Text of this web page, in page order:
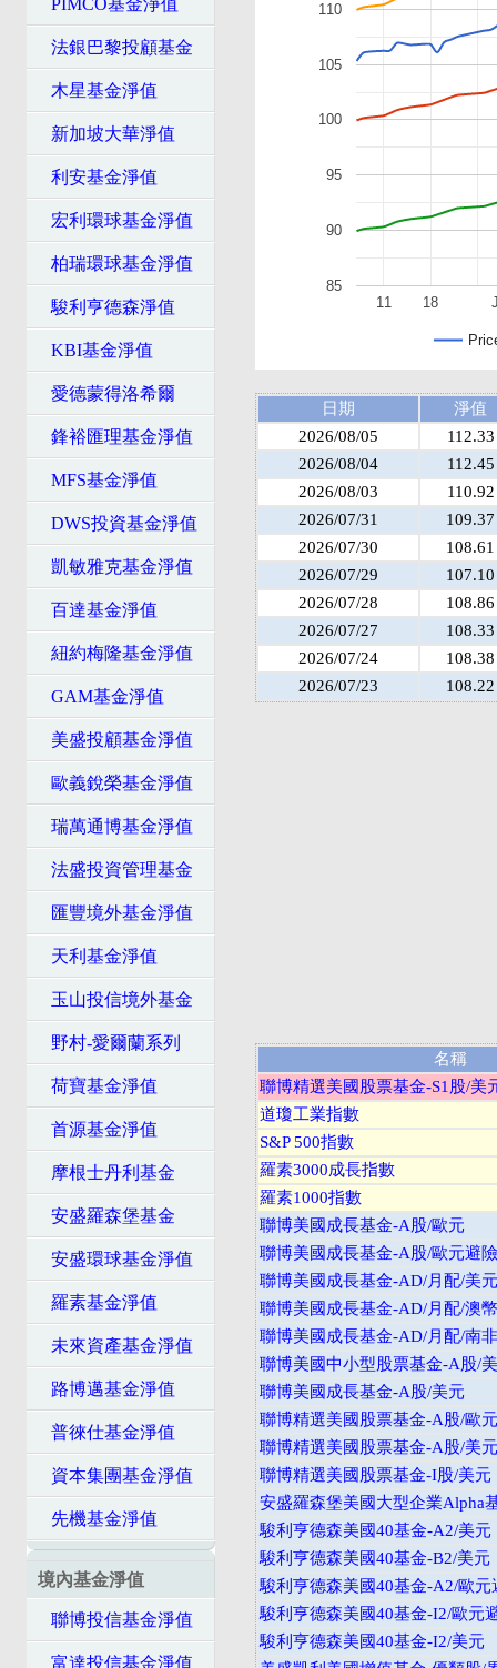
PIMCO基金淨值
法銀巴黎投顧基金
木星基金淨值
新加坡大華淨值
利安基金淨值
宏利環球基金淨值
柏瑞環球基金淨值
駿利亨德森淨值
KBI基金淨值
愛德蒙得洛希爾
鋒裕匯理基金淨值
MFS基金淨值
DWS投資基金淨值
凱敏雅克基金淨值
百達基金淨值
紐約梅隆基金淨值
GAM基金淨值
美盛投顧基金淨值
歐義銳榮基金淨值
瑞萬通博基金淨值
法盛投資管理基金
匯豐境外基金淨值
天利基金淨值
玉山投信境外基金
野村-愛爾蘭系列
荷寶基金淨值
首源基金淨值
摩根士丹利基金
安盛羅森堡基金
安盛環球基金淨值
羅素基金淨值
未來資產基金淨值
路博邁基金淨值
普徠仕基金淨值
資本集團基金淨值
先機基金淨值
境內基金淨值
聯博投信基金淨值
富達投信基金淨值
11 18
85
90
95
100
105
110
日期
淨值
2026/08/05
112.33
2026/08/04
112.45
2026/08/03
110.92
2026/07/31
109.37
2026/07/30
108.61
2026/07/29
107.10
2026/07/28
108.86
2026/07/27
108.33
2026/07/24
108.38
2026/07/23
108.22
名稱
聯博精選美國股票基金-S1股/美
道瓊工業指數
S&P 500指數
羅素3000成長指數
羅素1000指數
聯博美國成長基金-A股/歐元
聯博美國成長基金-A股/歐元避險
聯博美國成長基金-AD/月配/美元
聯博美國成長基金-AD/月配/澳
聯博美國成長基金-AD/月配/南
聯博美國中小型股票基金-A股/
聯博美國成長基金-A股/美元
聯博精選美國股票基金-A股/歐元
聯博精選美國股票基金-A股/美元
聯博精選美國股票基金-I股/美元
安盛羅森堡美國大型企業Alpha
駿利亨德森美國40基金-A2/美元
駿利亨德森美國40基金-B2/美元
駿利亨德森美國40基金-A2/歐元
駿利亨德森美國40基金-I2/歐元
駿利亨德森美國40基金-I2/美元